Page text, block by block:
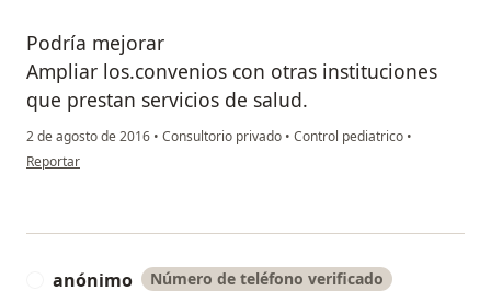
Podría mejorar
Ampliar los.convenios con otras instituciones
que prestan servicios de salud.
2 de agosto de 2016 • Consultorio privado • Control pediatrico •
en opinión del usuario anónimo
Reportar
anónimo Número de teléfono verificado